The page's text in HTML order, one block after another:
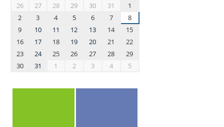
26
27 28 29 30 31
1
2
3 4 5 6 7
8
9
10 11 12 13 14
15
16
17 18 19 20 21
22
23
24 25 26 27 28
29
30
31 1 2 3 4 5